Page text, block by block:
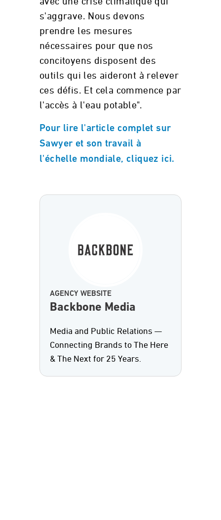
s'aggrave. Nous devons
prendre les mesures
nécessaires pour que nos
concitoyens disposent des
outils qui les aideront à relever
ces défis. Et cela commence par
l'accès à l'eau potable".
Pour lire l'article complet sur
Sawyer et son travail à
l'échelle mondiale, cliquez ici.
AGENCY WEBSITE
Backbone Media
Media and Public Relations —
Connecting Brands to The Here
& The Next for 25 Years.